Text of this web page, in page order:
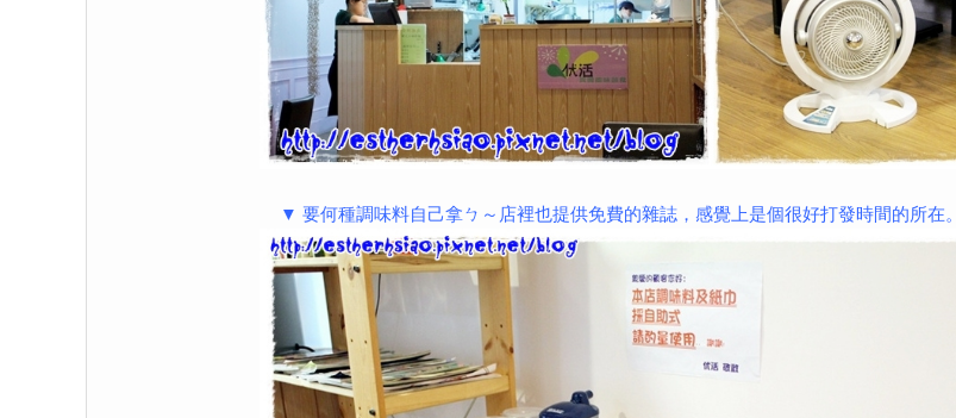
▼ 要何種調味料自己拿ㄅ～店裡也提供免費的雜誌，感覺上是個很好打發時間的所在。